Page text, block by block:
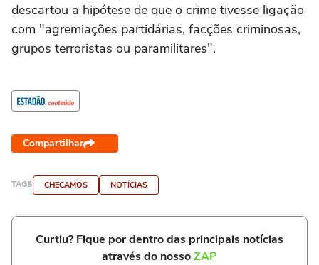
descartou a hipótese de que o crime tivesse ligação
com "agremiações partidárias, facções criminosas,
grupos terroristas ou paramilitares".
Compartilhar
TAGS CHECAMOS NOTÍCIAS
Curtiu? Fique por dentro das principais notícias
através do nossoZAP